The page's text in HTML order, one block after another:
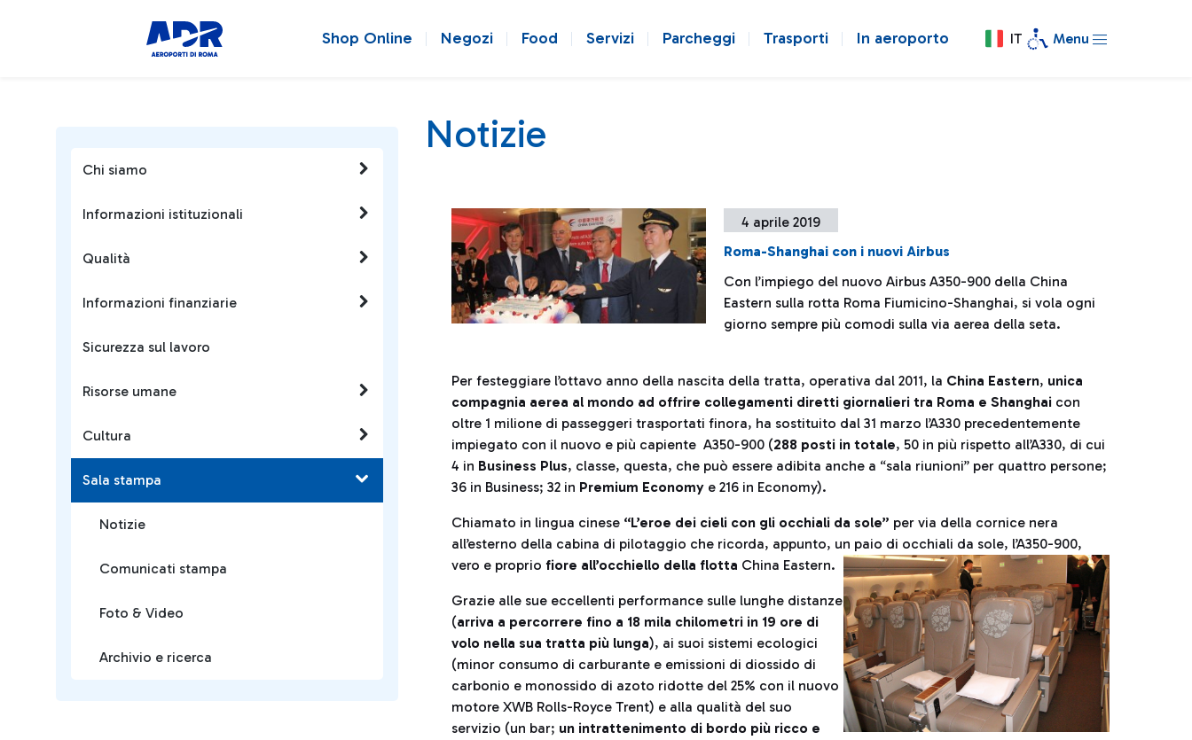
Shop Online Negozi Food Servizi Parcheggi Trasporti In aeroporto IT Menu
Chi siamo
Informazioni istituzionali
Qualità
Informazioni finanziarie
Sicurezza sul lavoro
Risorse umane
Cultura
Sala stampa
Notizie
Comunicati stampa
Foto & Video
Archivio e ricerca
Notizie
4 aprile 2019
Roma-Shanghai con i nuovi Airbus
Con l’impiego del nuovo Airbus A350-900 della China
Eastern sulla rotta Roma Fiumicino-Shanghai, si vola ogni
giorno sempre più comodi sulla via aerea della seta.
Per festeggiare l’ottavo anno della nascita della tratta, operativa dal 2011, la China Eastern, unica
compagnia aerea al mondo ad offrire collegamenti diretti giornalieri tra Roma e Shanghai con
oltre 1 milione di passeggeri trasportati finora, ha sostituito dal 31 marzo l’A330 precedentemente
impiegato con il nuovo e più capiente A350-900 (288 posti in totale, 50 in più rispetto all’A330, di cui
4 in Business Plus, classe, questa, che può essere adibita anche a “sala riunioni” per quattro persone;
36 in Business; 32 in Premium Economy e 216 in Economy).
Chiamato in lingua cinese “L’eroe dei cieli con gli occhiali da sole” per via della cornice nera
all’esterno della cabina di pilotaggio che ricorda, appunto, un paio di occhiali da sole, l’A350-900,
vero e proprio fiore all’occhiello della flotta China Eastern.
Grazie alle sue eccellenti performance sulle lunghe distanze
(arriva a percorrere fino a 18 mila chilometri in 19 ore di
volo nella sua tratta più lunga), ai suoi sistemi ecologici
(minor consumo di carburante e emissioni di diossido di
carbonio e monossido di azoto ridotte del 25% con il nuovo
motore XWB Rolls-Royce Trent) e alla qualità del suo
servizio (un bar; un intrattenimento di bordo più ricco e